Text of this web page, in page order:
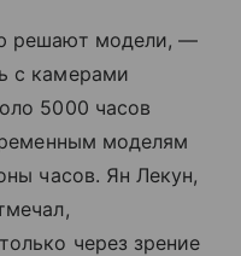
решают модели, —
с камерами
5000 часов
моделям
часов. Ян Лекун,
через зрение